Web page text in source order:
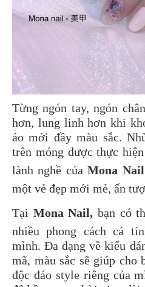
Từng ngón tay, ngón
hơn, lung linh hơn khi
áo mới đầy màu sắc.
trên móng được thực
lành nghề củaMona Nail
một vẻ đẹp mới mẻ, ấn
Tại Mona Nail, bạn có
nhiều phong cách cá
mình. Đa dạng về kiểu
mã, màu sắc sẽ giúp cho
độc đáo style riêng của